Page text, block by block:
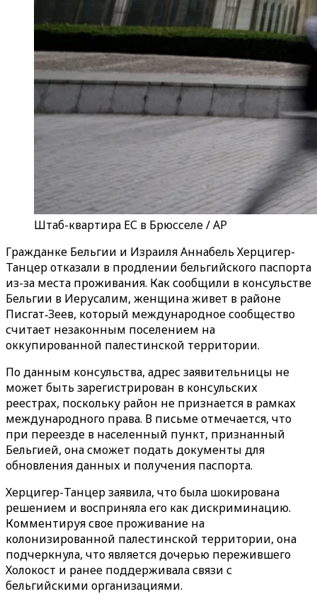
Штаб-квартира ЕС в Брюсселе / AP
Гражданке Бельгии и Израиля Аннабель Херцигер-
Танцер отказали в продлении бельгийского паспорта
из-за места проживания. Как сообщили в консульстве
Бельгии в Иерусалим, женщина живет в районе
Писгат‑Зеев, который международное сообщество
считает незаконным поселением на
оккупированной палестинской территории.
По данным консульства, адрес заявительницы не
может быть зарегистрирован в консульских
реестрах, поскольку район не признается в рамках
международного права. В письме отмечается, что
при переезде в населенный пункт, признанный
Бельгией, она сможет подать документы для
обновления данных и получения паспорта.
Херцигер-Танцер заявила, что была шокирована
решением и восприняла его как дискриминацию.
Комментируя свое проживание на
колонизированной палестинской территории, она
подчеркнула, что является дочерью пережившего
Холокост и ранее поддерживала связи с
бельгийскими организациями.